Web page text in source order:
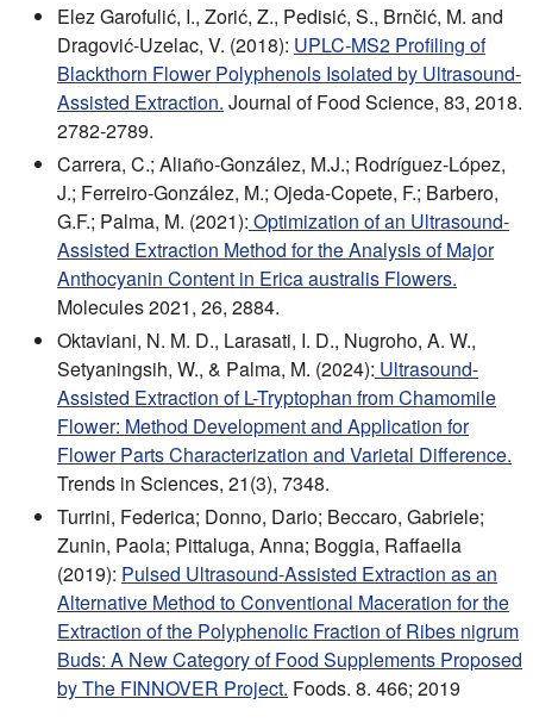
Elez Garofulić, I., Zorić, Z., Pedisić, S., Brnčić, M. and
Dragović-Uzelac, V. (2018): UPLC-MS2 Profiling of
Blackthorn Flower Polyphenols Isolated by Ultrasound-
Assisted Extraction. Journal of Food Science, 83, 2018.
2782-2789.
Carrera, C.; Aliaño-González, M.J.; Rodríguez-López,
J.; Ferreiro-González, M.; Ojeda-Copete, F.; Barbero,
G.F.; Palma, M. (2021): Optimization of an Ultrasound-
Assisted Extraction Method for the Analysis of Major
Anthocyanin Content in Erica australis Flowers.
Molecules 2021, 26, 2884.
Oktaviani, N. M. D., Larasati, I. D., Nugroho, A. W.,
Setyaningsih, W., & Palma, M. (2024): Ultrasound-
Assisted Extraction of L-Tryptophan from Chamomile
Flower: Method Development and Application for
Flower Parts Characterization and Varietal Difference.
Trends in Sciences, 21(3), 7348.
Turrini, Federica; Donno, Dario; Beccaro, Gabriele;
Zunin, Paola; Pittaluga, Anna; Boggia, Raffaella
(2019): Pulsed Ultrasound-Assisted Extraction as an
Alternative Method to Conventional Maceration for the
Extraction of the Polyphenolic Fraction of Ribes nigrum
Buds: A New Category of Food Supplements Proposed
by The FINNOVER Project. Foods. 8. 466; 2019